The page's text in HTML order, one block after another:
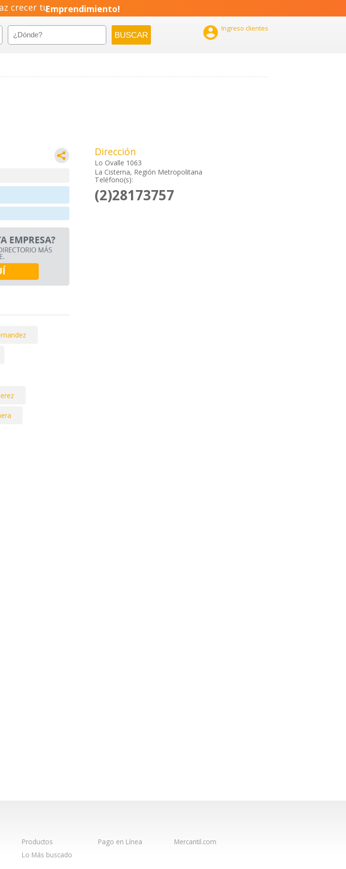
crecer tuEmprendimiento!
 Ingreso clientes
Dirección
Lo Ovalle 1063
La Cisterna, Región Metropolitana
Teléfono(s):
(2)28173757
Productos
Lo Más buscado
Pago en Línea Mercantil.com